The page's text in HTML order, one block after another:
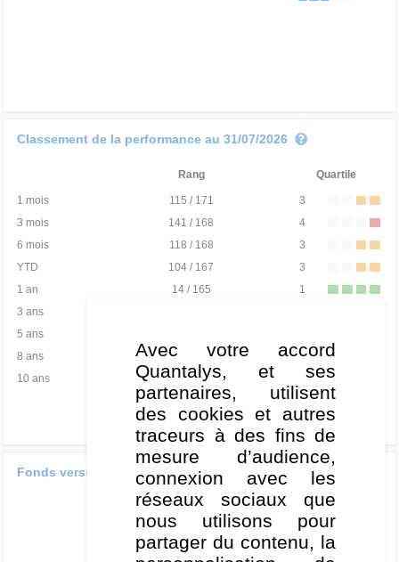
Classement de la performance au 31/07/2026
Rang Quartile
1 mois 115 / 171
3
3 mois
141 / 168
4
6 mois
118 / 168
3
YTD
104 / 167
3
1 an
14 / 165
1
3 ans
5 ans
8 ans
59 / 123
2
10 ans
12 / 103
Fonds versus catégorie 1 3 5 ans
Avec votre accord
Quantalys, et ses
partenaires, utilisent
des cookies et autres
traceurs à des fins de
mesure d’audience,
connexion avec les
réseaux sociaux que
nous utilisons pour
partager du contenu, la